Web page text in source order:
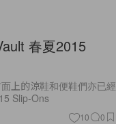
春夏2015
上的涼鞋和便鞋們亦已經
Slip-Ons
10 0